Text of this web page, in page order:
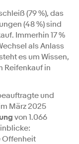
(79 %), das
(48 %) sind
Immerhin 17 %
als Anlass
es um Wissen,
Reifenkauf in
und
März 2025
von 1.066
Offenheit